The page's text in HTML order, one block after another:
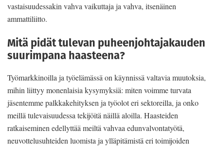
vastaisuudessakin vahva vaikuttaja ja vahva, itsenäinen
ammattiliitto.
Mitä pidät tulevan puheenjohtajakauden
suurimpana haasteena?
Työmarkkinoilla ja työelämässä on käynnissä valtavia muutoksia,
mihin liittyy monenlaisia kysymyksiä: miten voimme turvata
jäsentemme palkkakehityksen ja työolot eri sektoreilla, ja onko
meillä tulevaisuudessa tekijöitä näillä aloilla. Haasteiden
ratkaiseminen edellyttää meiltä vahvaa edunvalvontatyötä,
neuvottelusuhteiden luomista ja ylläpitämistä eri toimijoiden